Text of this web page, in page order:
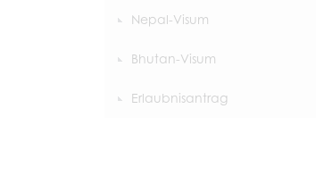
Nepal-Visum
Bhutan-Visum
Erlaubnisantrag